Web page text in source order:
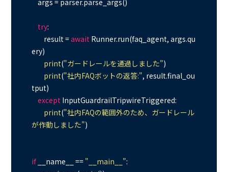
try:
        result =
await Runner.run(faq_agent, args.qu
ery)
print("ガードレールを通過しました")
print("社内FAQボットの返答:", result.final_ou
tput)
except InputGuardrailTripwireTriggered:
print("社内FAQの範囲外のため、ガードレール
が作動しました")
if __name__ == "__main__":